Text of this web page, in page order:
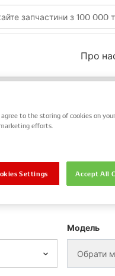
Про
автомобіля
скористайтеся
Модель
Обрати
to the storing of cookies on
efforts.
Accept All
Settings